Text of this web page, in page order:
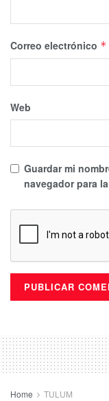
Correo electrónico *
Web
Guardar mi
navegador para
Home TULUM